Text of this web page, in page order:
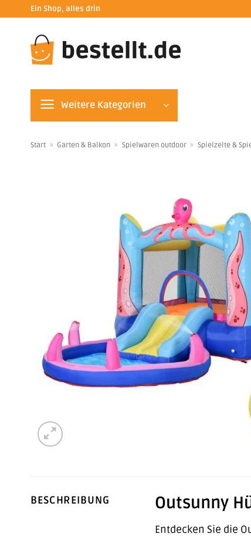
springen
Ein Shop, alles drin
Weitere Kategorien
Start » Garten & Balkon » Spielwaren outdoor » Spielzelte &
BESCHREIBUNG Outsunny
Entdecken Sie die